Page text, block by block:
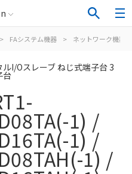
> FAシステム機器 > ネットワーク機器
ルI/Oスレーブ ねじ式端子台 3
台
1) /
1) /
1) /